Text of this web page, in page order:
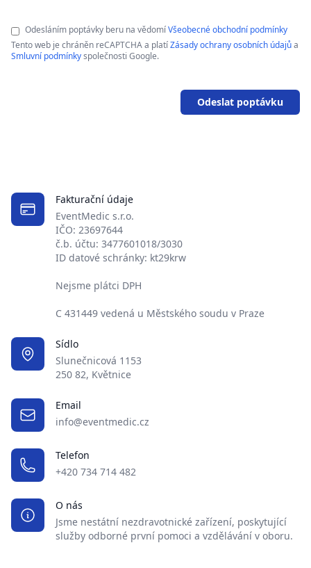
Fakturační údaje
EventMedic s.r.o.
IČO: 23697644
č.b. účtu: 3477601018/3030
ID datové schránky: kt29krw
Nejsme plátci DPH
C 431449 vedená u Městského soudu v Praze
Sídlo
Slunečnicová 1153
250 82, Květnice
Email
info@eventmedic.cz
Telefon
+420 734 714 482
O nás
Jsme nestátní nezdravotnické zařízení, poskytující
služby odborné první pomoci a vzdělávání v oboru.
Odesláním poptávky beru na vědomíVšeobecné obchodní podmínky
Tento web je chráněn reCAPTCHA a platíZásady ochrany osobních údajůa
Smluvní podmínkyspolečnosti Google.
Odeslat poptávku